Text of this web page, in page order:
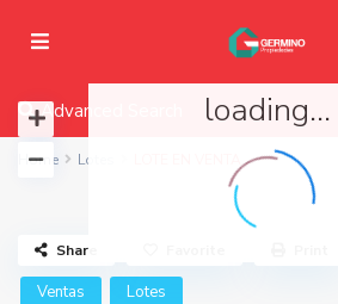
loading...
Advanced Search
Home Lotes
Ventas Lotes
Share